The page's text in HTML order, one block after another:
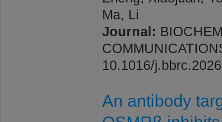
Ma, Li
Journal:
10.1016/
An antibody